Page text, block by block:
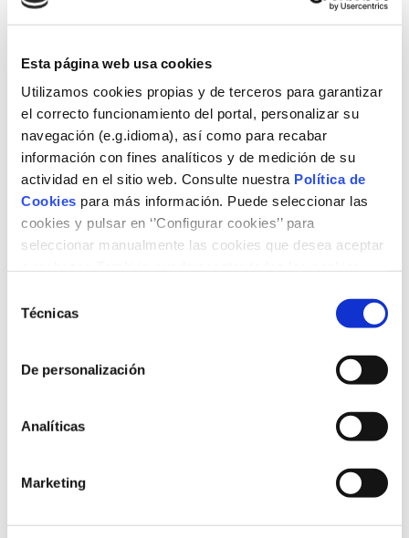
Esta página web usa cookies
Utilizamos cookies propias y de terceros para garantizar
el correcto funcionamiento del portal, personalizar su
navegación (e.g.idioma), así como para recabar
información con fines analíticos y de medición de su
actividad en el sitio web. Consulte nuestra Política de
Cookies para más información. Puede seleccionar las
cookies y pulsar en ‘’Configurar cookies’’ para
seleccionar manualmente las cookies que desea aceptar
Técnicas
De personalización
Analíticas
Marketing
profesionalizadora en prevención de riesgos laborales
para trabajos de albañilería de 20h, conforme al VII
Convenio General del Sector de la Construcción, en
colaboración con Plataforma por el Empleo Verde y
Fundación Nova Feina.
Este curso permitirá obtener el certificado obligatorio en
PRL para el desempeño de trabajos de albañilería en el
Modalidad:
Avenida Generalitat Valenciana 11 Bajo,
Horario:1, 2 y 3 de diciembre de 2025 de 08:00 – 15:00
Más información del curso